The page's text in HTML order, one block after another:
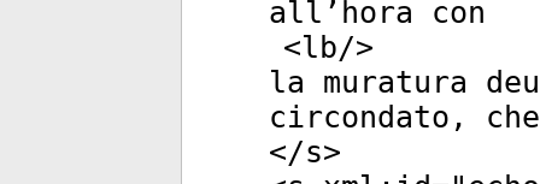
all’hora con
<lb/>
la muratura
circondato,
</s>